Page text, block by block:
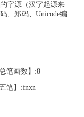
字源（汉字起源来
、郑码、Unicode编
总笔画数】:8
五笔】:fnxn